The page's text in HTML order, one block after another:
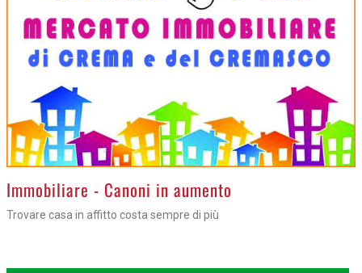
>Immobiliare - Canoni in aumento
Trovare casa in affitto costa sempre di più